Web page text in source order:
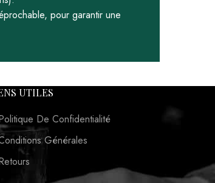
pour garantir une
UTILES
De Confidentialité
Générales